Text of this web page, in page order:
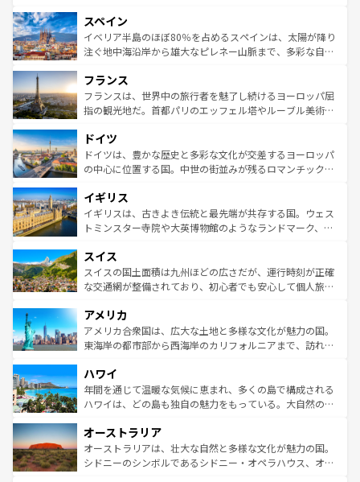
ろん、トスカーナの美しい田園風景やアマルフィ海岸の絶
景など、自然景観も見逃せない。観光の合間には、本場の
ピザやパスタなど、絶品のイタリア料理を堪能することも
ませてくれるイタリアで、忘れられない旅をしてみよう！
なお、新着のイタリア情報はコンテンツ一覧 を参照してほ
しい。
スペイン
イベリア半島のほぼ80％を占めるスペインは、太陽が降り
注ぐ地中海沿岸から雄大なピレネー山脈まで、多彩な自然
文化が根付くこの国では、情熱的なフラメンコ、熱気あふ
れる闘牛、そして美味しいタパスが生活の一部となってい
る。首都マドリードの洗練された雰囲気や、バルセロナの
の城塞都市、穏やかなビーチリゾートまで多彩な表情を見
せる。地方によって風土や気候が異なるスペインはその個
性で訪れる人を魅了する。 なお、新着のスペイン情報はコ
フランス
フランスは、世界中の旅行者を魅了し続けるヨーロッパ屈
指の観光地だ。首都パリのエッフェル塔やルーブル美術館
で、幅広い魅力が詰まっている。華麗な宮殿、歴史的な大
聖堂、美しいビーチ、そして豊かな自然が、訪れる者を心
から魅了する。また、フランスは美食の国としても知ら
いる。シャンパンの発祥地であるランス、プロヴァンスの
香り高いラベンダー畑など、多彩な楽しみ方が可能だ。さ
らに、パリ以外の地域にも魅力が溢れており、どの街角に
れる地方に足を運ぶとそれぞれで全く異なる文化を体験で
きるだろう。 なお、新着のフランス情報はコンテンツ一覧
を参照してほしい。
ドイツ
ドイツは、豊かな歴史と多彩な文化が交差するヨーロッパ
の中心に位置する国。中世の街並みが残るロマンチック街
顔を持つこの国は、どこを歩いても飽きることがない。ベ
ルリンの文化的活気、バイエルン州のアルプスの絶景、そ
してライン川沿いのワイン畑といった風景は必見。ビール
は、お酒好きな人にはぜひ体験してほしい。 なお、新着の
ドイツ情報はコンテンツ一覧を参照してほしい。
イギリス
イギリスは、古きよき伝統と最先端が共存する国。ウェス
トミンスター寺院や大英博物館のようなランドマーク、歴
リアごとに異なる魅力がある。また、優雅なアフタヌーン
ティー、ビール好きにはたまらない英国パブ、サッカー観
戦など、本場だからこそできる体験も豊富。イギリスを旅
ンツ一覧を参照してほしい。
スイス
スイスの国土面積は九州ほどの広さだが、運行時刻が正確
な交通網が整備されており、初心者でも安心して個人旅行
の建物がそのまま残る町や、スイスならではのユニークな
博物館もあり、アルプス観光だけでなく町歩きも満喫する
ことができる。国民の所得が高いため物価も高いが、旅行
ば市内交通費無料で観光を楽しむこともできる。 なお、新
着のスイス情報はコンテンツ一覧 を参照してほしい。
アメリカ
アメリカ合衆国は、広大な土地と多様な文化が魅力の国。
東海岸の都市部から西海岸のカリフォルニアまで、訪れる
のような巨大都市は、観光、ショッピング、エンターテイ
ンメントが詰まった刺激的なスポットだ。一方、アメリカ
西部には大自然が広がり、グランドキャニオンやイエロー
部のニューオーリンズでは、音楽と美食が融合した独特の
文化が魅力。旅行者はアメリカの各地域で異なる魅力を楽
しみながら、その多様性と豊かな歴史を感じることができ
ハワイ
年間を通じて温暖な気候に恵まれ、多くの島で構成される
ハワイは、どの島も独自の魅力をもっている。大自然の神
ワイ島は見逃せない。また、定番の観光地といえばオアフ
島だが、静かな自然を求めるならマウイ島やカウアイ島が
おすすめ。エメラルドグリーンに輝く海をはじめ、豊かな
オーストラリア
オーストラリアは、壮大な自然と多様な文化が魅力の国。
シドニーのシンボルであるシドニー・オペラハウス、オー